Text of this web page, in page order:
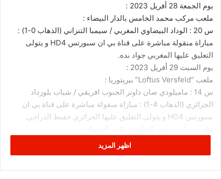
يوم الجمعة 28 أفريل 2023 :
ملعب مركب محمد الخامس بالدار البيضاء :
س 20 : الوداد البيضاوي المغربي / سيمبا التنزاني (الذهاب 0-1) :
مباراة منقولة مباشرة على قناة بي ان سبورتس HD4 و يتولى
التعليق عليها المغربي جواد بده.
يوم السبت 29 أفريل 2023 :
ملعب “Loftus Versfeld” ببريتوريا :
س 14 : ماميلودي صان داونز الجنوب افريقي / شباب بلوزداد
الجزائري (الذهاب 4-1) : مباراة منقولة مباشرة على قناة بي ان
سبورتس HD4 و يتولى التعليق عليها الجزائري حفيظ الدراجي.
مباراة منقولة مباشرة على قناة بي ان سبورتس HD4 و يتولى
اظهر المزيد